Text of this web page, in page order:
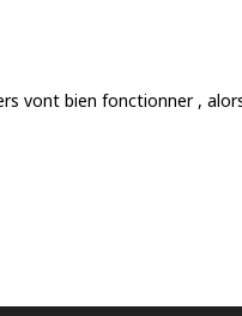
vont bien fonctionner ,